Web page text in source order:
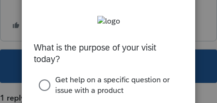
This topic has been closed for replies.
1 reply